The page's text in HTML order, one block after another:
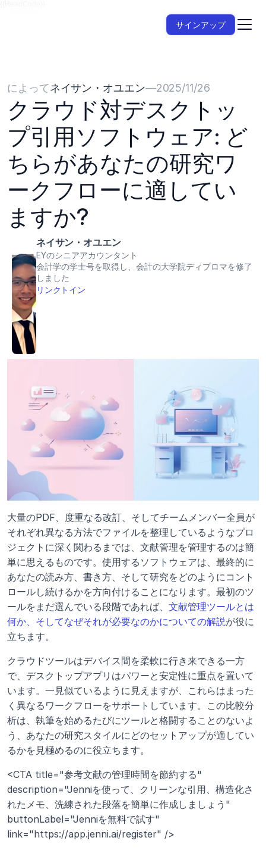
サインアップ
によってネイサン・オユエン—2025/11/26
クラウド対デスクトッ
プ引用ソフトウェア: ど
ちらがあなたの研究ワ
ークフローに適してい
ますか?
ネイサン・オユエン
EYのシニアアカウンタント
会計学の学士号を取得し、会計の大学院ディプロマを修了
しました
リンクトイン
大量のPDF、度重なる改訂、そしてチームメンバー全員が
それぞれ異なる方法でファイルを整理しているようなプロ
ジェクトに深く関わるまでは、文献管理を管理するのは簡
単に思えるものです。使用するソフトウェアは、最終的に
あなたの読み方、書き方、そして研究をどのようにコント
ロールし続けるかを方向付けることになります。最初のツ
ールをまだ選んでいる段階であれば、 文献管理ツールとは
何か、そしてなぜそれが必要なのかについての解説が役に
立ちます。
クラウドツールはデバイス間を柔軟に行き来できる一方
で、デスクトップアプリはパワーと安定性に重点を置いて
います。一見似ているように見えますが、これらはまった
く異なるワークフローをサポートしています。この比較分
析は、執筆を始めるたびにツールと格闘することのないよ
う、あなたの研究スタイルにどのセットアップが適してい
るかを見極めるのに役立ちます。
<CTA title="参考文献の管理時間を節約する"
description="Jenniを使って、クリーンな引用、構造化さ
れたメモ、洗練された段落を簡単に作成しましょう"
buttonLabel="Jenniを無料で試す"
link="https://app.jenni.ai/register" />